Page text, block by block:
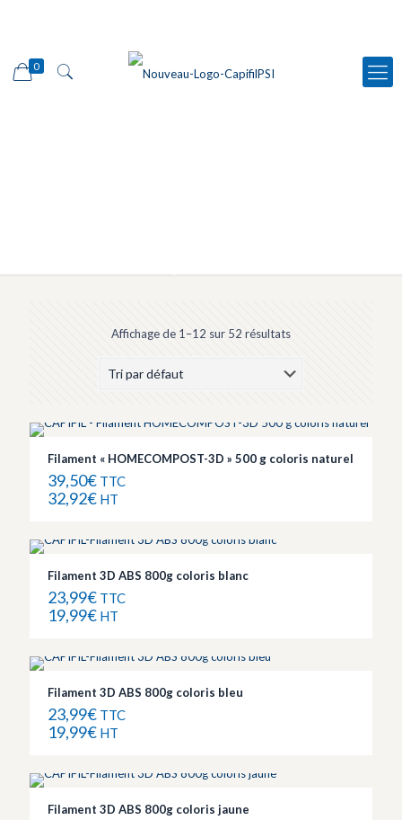
0
Affichage de 1–12 sur 52 résultats
Filament « HOMECOMPOST-3D » 500 g coloris naturel
39,50€ TTC
32,92€ HT
Filament 3D ABS 800g coloris blanc
23,99€ TTC
19,99€ HT
Filament 3D ABS 800g coloris bleu
23,99€ TTC
19,99€ HT
Filament 3D ABS 800g coloris jaune